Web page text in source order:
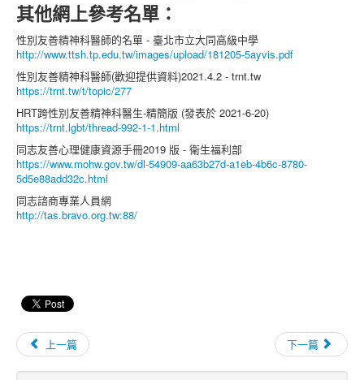
其他網上參考名單：
性別友善精神科醫師的名單 - 臺北市立大同高級中學
http://www.ttsh.tp.edu.tw/images/upload/181205-5ayvis.pdf
性別友善精神科醫師(歡迎提供資料)2021.4.2 - trnt.tw
https://trnt.tw/t/topic/277
HRT跨性別友善精神科醫生-精簡版 (發表於 2021-6-20)
https://trnt.lgbt/thread-992-1-1.html
同志友善心理健康資源手冊2019 版 - 衛生福利部
https://www.mohw.gov.tw/dl-54909-aa63b27d-a1eb-4b6c-8780-
5d5e88add32c.html
同志諮商專業人員網
http://tas.bravo.org.tw:88/
上一篇 下一篇